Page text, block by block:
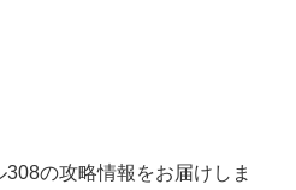
の攻略情報をお届けしま